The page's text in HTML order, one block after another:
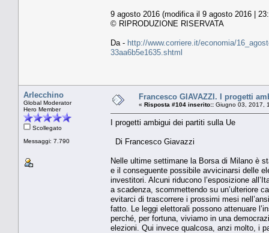
9 agosto 2016 (modifica il 9 agosto 2016 |
© RIPRODUZIONE RISERVATA
Da - http://www.corriere.it/economia/
33aa6b5e1635.shtml
Arlecchino
Global Moderator
Hero Member
Scollegato
Messaggi: 7.790
Francesco GIAVAZZI. I progetti
« Risposta #104 inserito:: Giugno 03, 2017,
I progetti ambigui dei partiti sulla Ue
Di Francesco Giavazzi
Nelle ultime settimane la Borsa di Milano è
e il conseguente possibile avvicinarsi delle
investitori. Alcuni riducono l’esposizione
a scadenza, scommettendo su un’ulteriore
evitarci di trascorrere i prossimi mesi
fatto. Le leggi elettorali possono attenuare
perché, per fortuna, viviamo in una
elezioni. Qui invece qualcosa, anzi molto, i